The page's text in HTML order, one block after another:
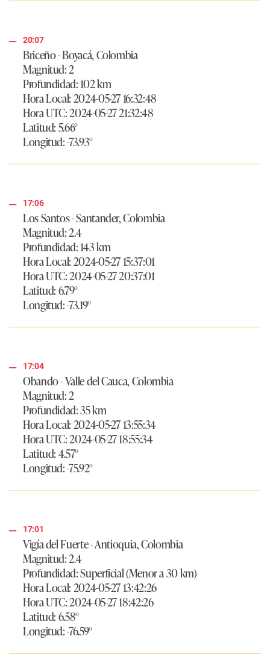
20:07
Briceño - Boyacá, Colombia
Magnitud: 2
Profundidad: 102 km
Hora Local: 2024-05-27 16:32:48
Hora UTC: 2024-05-27 21:32:48
Latitud: 5.66°
Longitud: -73.93°
17:06
Los Santos - Santander, Colombia
Magnitud: 2.4
Profundidad: 143 km
Hora Local: 2024-05-27 15:37:01
Hora UTC: 2024-05-27 20:37:01
Latitud: 6.79°
Longitud: -73.19°
17:04
Obando - Valle del Cauca, Colombia
Magnitud: 2
Profundidad: 35 km
Hora Local: 2024-05-27 13:55:34
Hora UTC: 2024-05-27 18:55:34
Latitud: 4.57°
Longitud: -75.92°
17:01
Vigía del Fuerte - Antioquia, Colombia
Magnitud: 2.4
Profundidad: Superficial (Menor a 30 km)
Hora Local: 2024-05-27 13:42:26
Hora UTC: 2024-05-27 18:42:26
Latitud: 6.58°
Longitud: -76.59°